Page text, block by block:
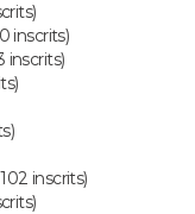
inscrits)
inscrits)
inscrits)